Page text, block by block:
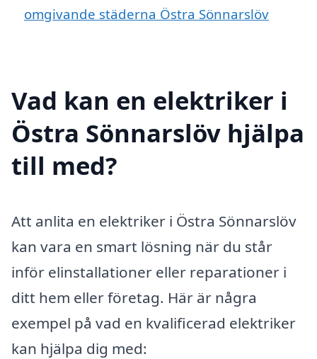
omgivande städerna Östra Sönnarslöv
Vad kan en elektriker i
Östra Sönnarslöv hjälpa
till med?
Att anlita en elektriker i Östra Sönnarslöv
kan vara en smart lösning när du står
inför elinstallationer eller reparationer i
ditt hem eller företag. Här är några
exempel på vad en kvalificerad elektriker
kan hjälpa dig med: